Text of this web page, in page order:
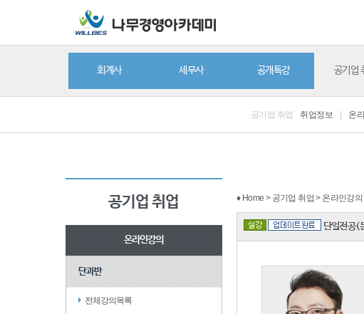
회계사 세무사 공개특강 공기업
공기업 취업 취업정보 온
공기업 취업
온라인강의
단과반
전체강의목록
♦ Home > 공기업 취업 > 온라인강
단일전공(